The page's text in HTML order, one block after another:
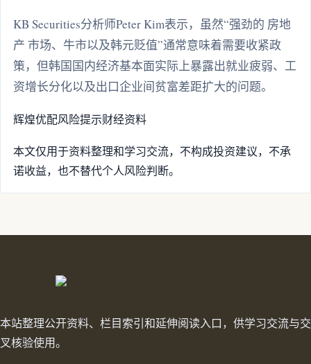
KB Securities分析师Peter Kim表示，虽然“强劲的 房地
产 市场、牛市以及韩元贬值”通常意味着需要收紧政
策，但韩国国内经济基本面实际上暴露出就业疲弱、工
资增长分化以及出口企业间贫富差距扩大的问题。
辉煌优配风险提示财经资料
本文仅用于资料整理和学习交流，不构成投资建议，不承
诺收益，也不替代个人风险判断。
本站整理公开资料、栏目索引和延伸阅读入口，供学习交流与交
叉核验使用。